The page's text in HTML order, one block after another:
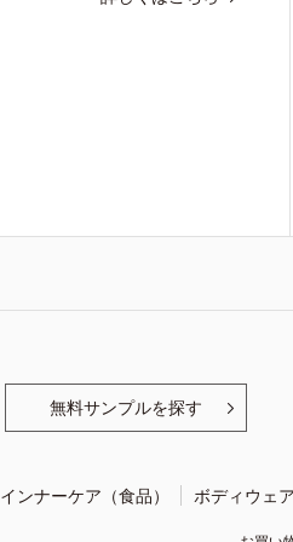
無料サンプルを探す
インナーケア（食品） ボディウェア